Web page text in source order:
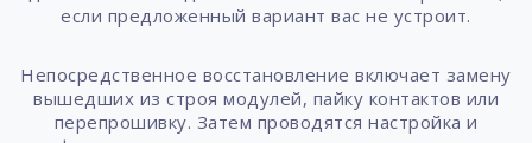
если предложенный вариант вас не устроит.
Непосредственное восстановление включает замену
вышедших из строя модулей, пайку контактов или
перепрошивку. Затем проводятся настройка и